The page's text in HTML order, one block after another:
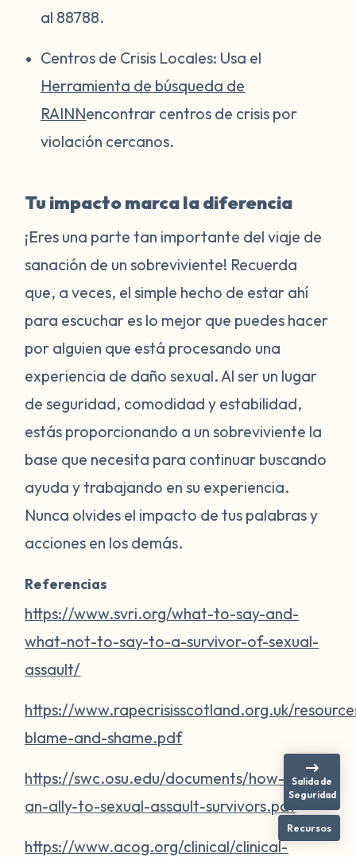
al 88788.
Centros de Crisis Locales: Usa el
Herramienta de búsqueda de
RAINNencontrar centros de crisis por
violación cercanos.
Tu impacto marca la diferencia
¡Eres una parte tan importante del viaje de
sanación de un sobreviviente! Recuerda
que, a veces, el simple hecho de estar ahí
para escuchar es lo mejor que puedes hacer
por alguien que está procesando una
experiencia de daño sexual. Al ser un lugar
de seguridad, comodidad y estabilidad,
estás proporcionando a un sobreviviente la
base que necesita para continuar buscando
ayuda y trabajando en su experiencia.
Nunca olvides el impacto de tus palabras y
acciones en los demás.
Referencias
https://www.svri.org/what-to-say-and-
what-not-to-say-to-a-survivor-of-sexual-
assault/
https://www.rapecrisisscotland.org.uk/
blame-and-shame.pdf
https://swc.osu.edu/documents/how-to-be-
an-ally-to-sexual-assault-survivors.pdf
https://www.acog.org/clinical/clinical-
Salida de
Seguridad
Recursos